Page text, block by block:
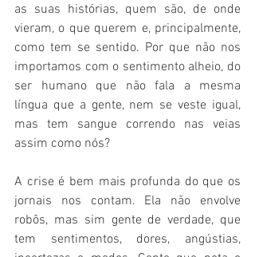
as suas histórias, quem são, de onde
vieram, o que querem e, principalmente,
como tem se sentido. Por que não nos
importamos com o sentimento alheio, do
ser humano que não fala a mesma
língua que a gente, nem se veste igual,
mas tem sangue correndo nas veias
assim como nós?
A crise é bem mais profunda do que os
jornais nos contam. Ela não envolve
robôs, mas sim gente de verdade, que
tem sentimentos, dores, angústias,